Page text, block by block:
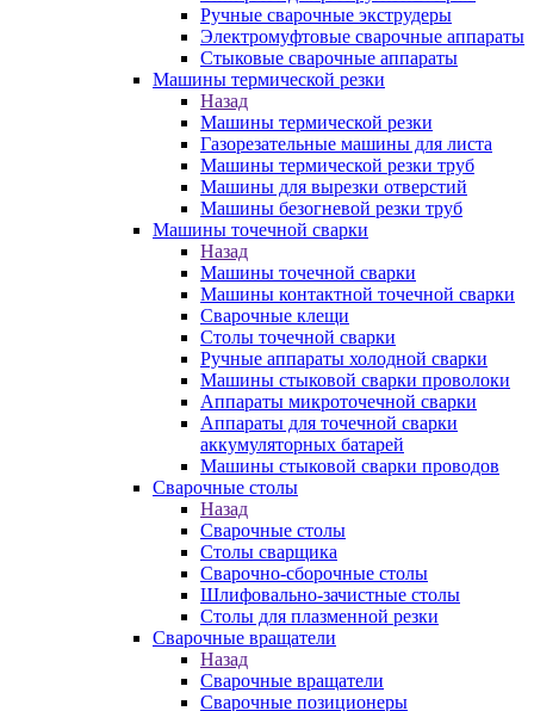
Ручные сварочные экструдеры
Электромуфтовые сварочные аппараты
Стыковые сварочные аппараты
Машины термической резки
Назад
Машины термической резки
Газорезательные машины для листа
Машины термической резки труб
Машины для вырезки отверстий
Машины безогневой резки труб
Машины точечной сварки
Назад
Машины точечной сварки
Машины контактной точечной сварки
Сварочные клещи
Столы точечной сварки
Ручные аппараты холодной сварки
Машины стыковой сварки проволоки
Аппараты микроточечной сварки
Аппараты для точечной сварки
аккумуляторных батарей
Машины стыковой сварки проводов
Сварочные столы
Назад
Сварочные столы
Столы сварщика
Сварочно-сборочные столы
Шлифовально-зачистные столы
Столы для плазменной резки
Сварочные вращатели
Назад
Сварочные вращатели
Сварочные позиционеры